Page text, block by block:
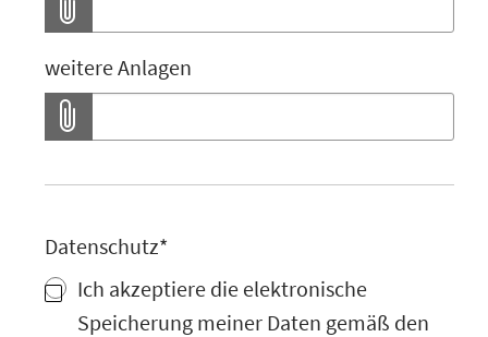
weitere Anlagen
Datenschutz*
Ich akzeptiere die elektronische
Speicherung meiner Daten gemäß den